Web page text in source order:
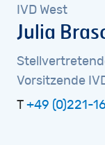
IVD West
Julia
Vorsitzende
T +49 (0)221-